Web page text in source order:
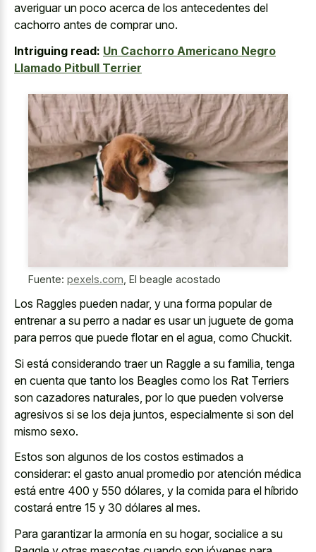
averiguar un poco acerca de los antecedentes del
cachorro antes de comprar uno.
Intriguing read: Un Cachorro Americano Negro
Llamado Pitbull Terrier
Fuente: pexels.com El beagle acostado
Los Raggles pueden nadar, y una forma popular de
entrenar a su perro a nadar es usar un juguete de goma
para perros que puede flotar en el agua, como Chuckit.
Si está considerando traer un Raggle a su familia, tenga
en cuenta que tanto los Beagles como los Rat Terriers
son cazadores naturales, por lo que pueden volverse
agresivos si se los deja juntos, especialmente si son del
mismo sexo.
Estos son algunos de los costos estimados a
considerar: el gasto anual promedio por atención médica
está entre 400 y 550 dólares, y la comida para el híbrido
costará entre 15 y 30 dólares al mes.
Para garantizar la armonía en su hogar, socialice a su